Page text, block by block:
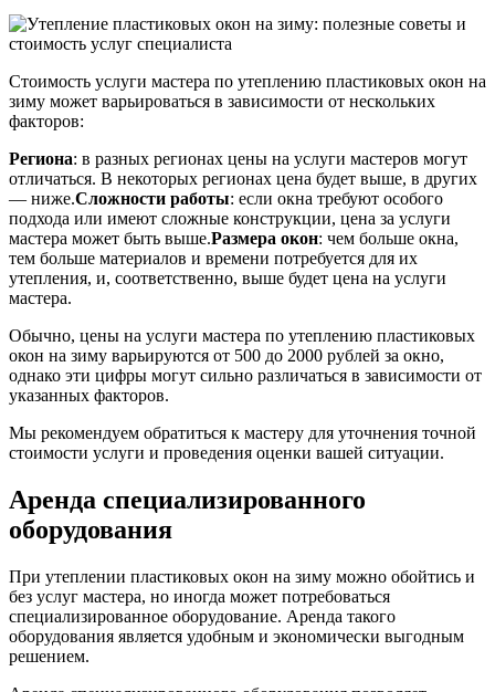
Стоимость услуги мастера по утеплению пластиковых окон на
зиму может варьироваться в зависимости от нескольких
факторов:
Региона: в разных регионах цены на услуги мастеров могут
отличаться. В некоторых регионах цена будет выше, в других
— ниже.Сложности работы: если окна требуют особого
подхода или имеют сложные конструкции, цена за услуги
мастера может быть выше.Размера окон: чем больше окна,
тем больше материалов и времени потребуется для их
утепления, и, соответственно, выше будет цена на услуги
мастера.
Обычно, цены на услуги мастера по утеплению пластиковых
окон на зиму варьируются от 500 до 2000 рублей за окно,
однако эти цифры могут сильно различаться в зависимости от
указанных факторов.
Мы рекомендуем обратиться к мастеру для уточнения точной
стоимости услуги и проведения оценки вашей ситуации.
Аренда специализированного
оборудования
При утеплении пластиковых окон на зиму можно обойтись и
без услуг мастера, но иногда может потребоваться
специализированное оборудование. Аренда такого
оборудования является удобным и экономически выгодным
решением.